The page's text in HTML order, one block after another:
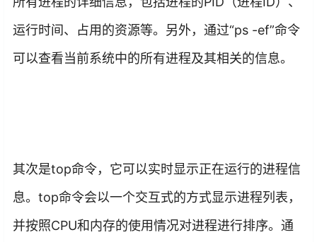
运行时间、占用的资源等。另外，通过“ps -ef”命令
可以查看当前系统中的所有进程及其相关的信息。
其次是top命令，它可以实时显示正在运行的进程信
息。top命令会以一个交互式的方式显示进程列表，
并按照CPU和内存的使用情况对进程进行排序。通